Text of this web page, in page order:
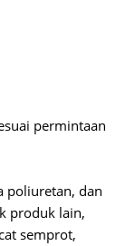
permintaan
poliuretan, dan
produk lain,
semprot,